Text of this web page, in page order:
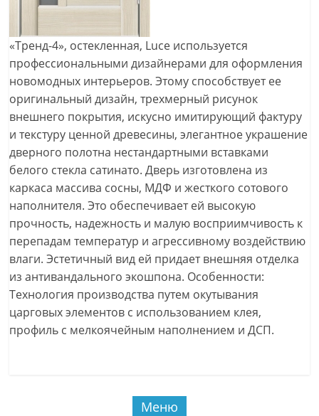
«Тренд-4», остекленная, Luce используется
профессиональными дизайнерами для оформления
новомодных интерьеров. Этому способствует ее
оригинальный дизайн, трехмерный рисунок
внешнего покрытия, искусно имитирующий фактуру
и текстуру ценной древесины, элегантное украшение
дверного полотна нестандартными вставками
белого стекла сатинато. Дверь изготовлена из
каркаса массива сосны, МДФ и жесткого сотового
наполнителя. Это обеспечивает ей высокую
прочность, надежность и малую восприимчивость к
перепадам температур и агрессивному воздействию
влаги. Эстетичный вид ей придает внешняя отделка
из антивандального экошпона. Особенности:
Технология производства путем окутывания
царговых элементов с использованием клея,
профиль с мелкоячейным наполнением и ДСП.
Меню